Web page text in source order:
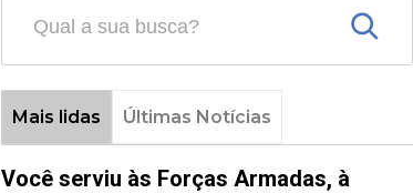
Mais lidas Últimas Notícias
Você serviu às Forças Armadas, à